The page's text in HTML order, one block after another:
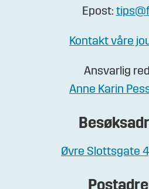
Epost:
Kontakt våre
Ansvarlig
Anne Karin
Øvre Slottsgate